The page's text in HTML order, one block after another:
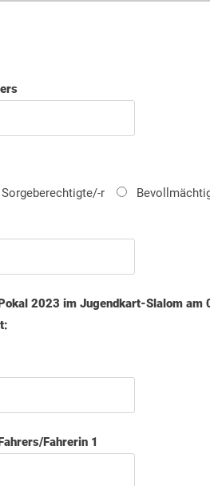
Sorgeberechtigte/-r
2023 im Jugendkart-Slalom
Fahrerin 1